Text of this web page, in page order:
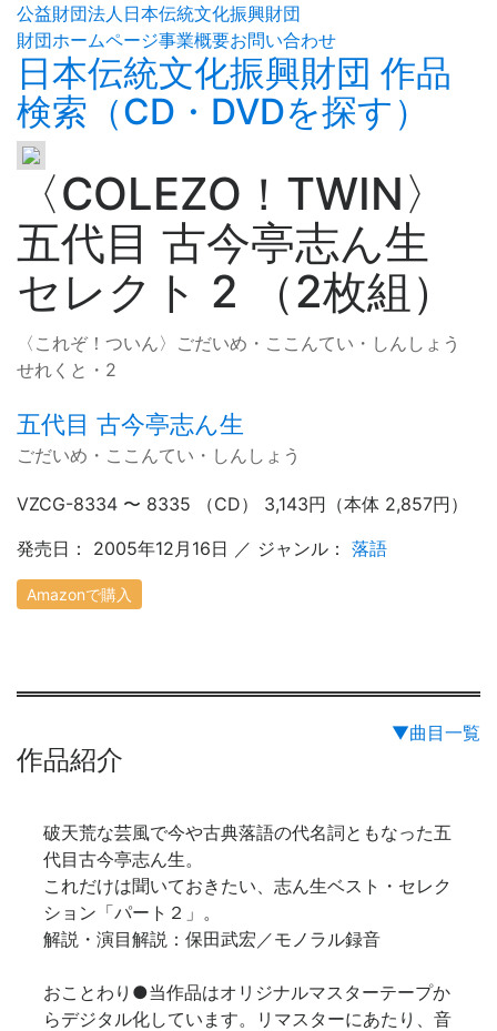
公益財団法人日本伝統文化振興財団
財団ホームページ事業概要お問い合わせ
日本伝統文化振興財団 作品
検索（CD・DVDを探す）
〈COLEZO！TWIN〉
五代目 古今亭志ん生
セレクト 2 （2枚組）
〈これぞ！ついん〉ごだいめ・ここんてい・しんしょう
せれくと・2
五代目 古今亭志ん生
ごだいめ・ここんてい・しんしょう
VZCG-8334 〜 8335 （CD） 3,143円（本体 2,857円）
発売日： 2005年12月16日 ／ ジャンル： 落語
Amazonで購入
▼曲目一覧
作品紹介
破天荒な芸風で今や古典落語の代名詞ともなった五
代目古今亭志ん生。
これだけは聞いておきたい、志ん生ベスト・セレク
ション「パート２」。
解説・演目解説：保田武宏／モノラル録音
おことわり ●当作品はオリジナルマスターテープか
らデジタル化しています。リマスターにあたり、音